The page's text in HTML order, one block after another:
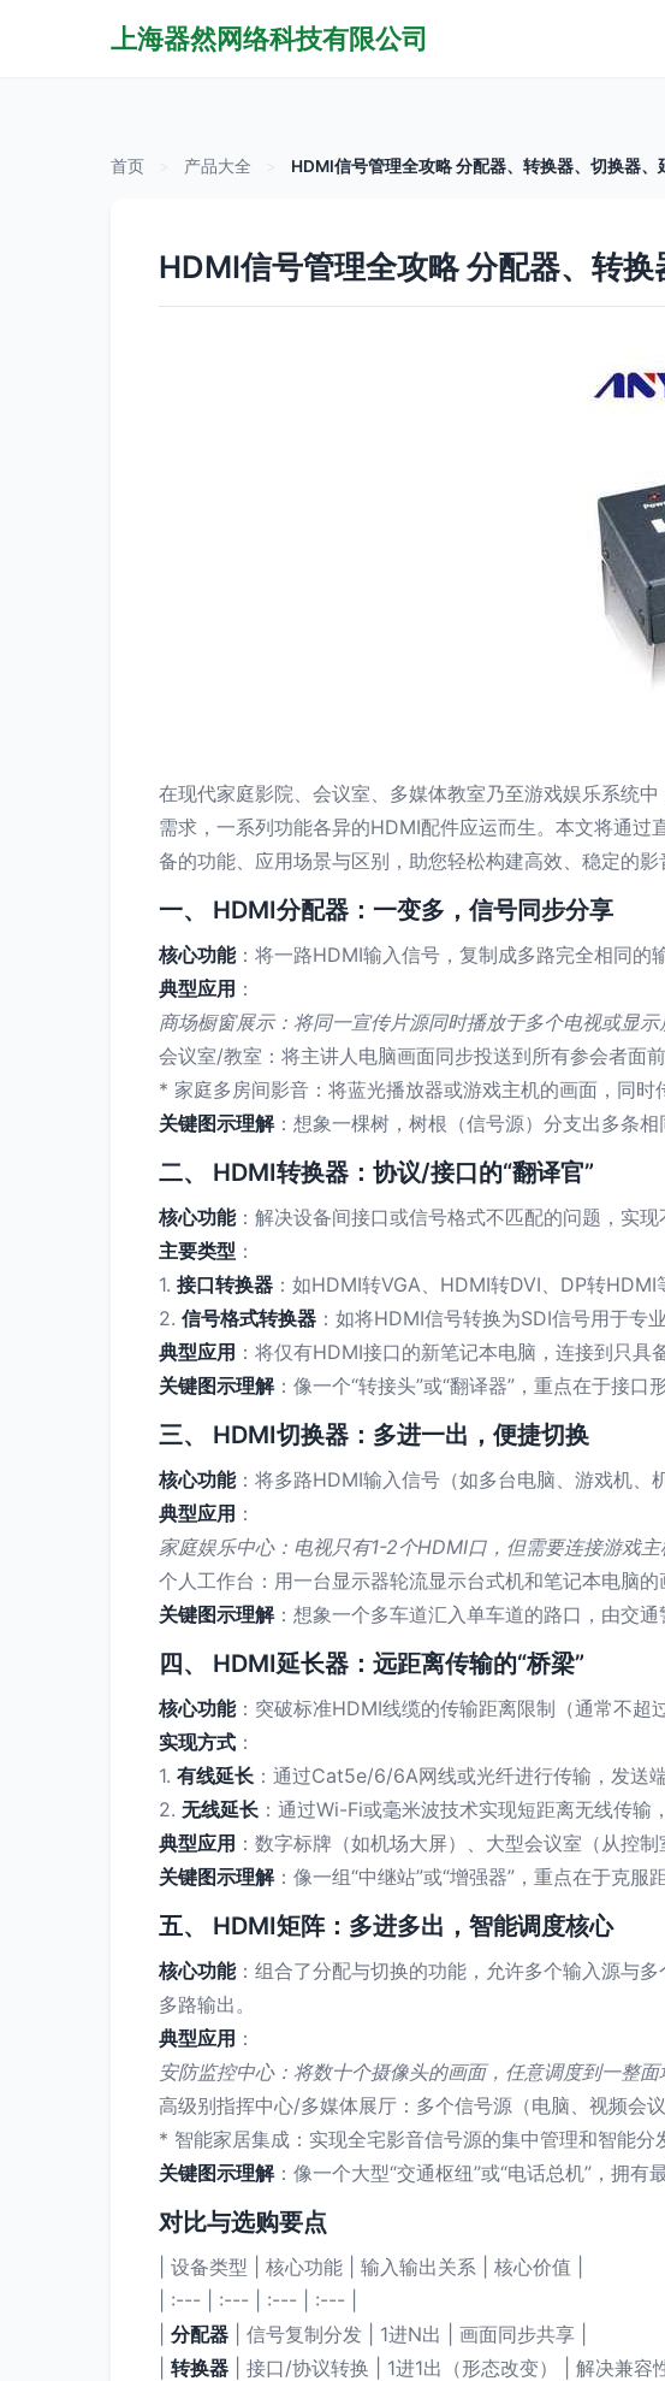
上海器然网络科技有限公司
首页 产品大全 HDMI信号管理全攻略 分配器、转换器、切换器、
HDMI信号管理全攻略 分配器、转
在现代家庭影院、会议室、多媒体教室乃至游戏娱乐系统
需求，一系列功能各异的HDMI配件应运而生。本文将通
备的功能、应用场景与区别，助您轻松构建高效、稳定的影
一、 HDMI分配器：一变多，信号同步分享
核心功能：将一路HDMI输入信号，复制成多路完全相同的
典型应用 ：
商场橱窗展示：将同一宣传片源同时播放于多个电视或显示
会议室/教室：将主讲人电脑画面同步投送到所有参会者面
* 家庭多房间影音：将蓝光播放器或游戏主机的画面，同时
关键图示理解：想象一棵树，树根（信号源）分支出多条相
二、 HDMI转换器：协议/接口的“翻译官”
核心功能：解决设备间接口或信号格式不匹配的问题，实现
主要类型 ：
1. 接口转换器 ：如HDMI转VGA、HDMI转DVI、DP转HDMI
2. 信号格式转换器 ：如将HDMI信号转换为SDI信号用于专
典型应用 ：将仅有HDMI接口的新笔记本电脑，连接到只具
关键图示理解：像一个“转接头”或“翻译器”，重点在于接口
三、 HDMI切换器：多进一出，便捷切换
核心功能：将多路HDMI输入信号（如多台电脑、游戏机、
典型应用 ：
家庭娱乐中心：电视只有1-2个HDMI口，但需要连接游戏
个人工作台：用一台显示器轮流显示台式机和笔记本电脑的
关键图示理解：想象一个多车道汇入单车道的路口，由交
四、 HDMI延长器：远距离传输的“桥梁”
核心功能：突破标准HDMI线缆的传输距离限制（通常不超
实现方式 ：
1. 有线延长 ：通过Cat5e/6/6A网线或光纤进行传输，发送
2. 无线延长 ：通过Wi-Fi或毫米波技术实现短距离无线传输
典型应用 ：数字标牌（如机场大屏）、大型会议室（从控
关键图示理解：像一组“中继站”或“增强器”，重点在于克服
五、 HDMI矩阵：多进多出，智能调度核心
核心功能：组合了分配与切换的功能，允许多个输入源与
多路输出。
典型应用 ：
安防监控中心：将数十个摄像头的画面，任意调度到一整面
高级别指挥中心/多媒体展厅：多个信号源（电脑、视频会
* 智能家居集成：实现全宅影音信号源的集中管理和智能分
关键图示理解：像一个大型“交通枢纽”或“电话总机”，拥有
对比与选购要点
| 设备类型 | 核心功能 | 输入输出关系 | 核心价值 |
| :--- | :--- | :--- | :--- |
分配器 | 信号复制分发 | 1进N出 | 画面同步共享 |
转换器 | 接口/协议转换 | 1进1出（形态改变） | 解决兼容